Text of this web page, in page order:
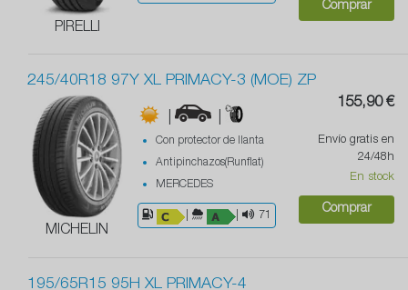
PIRELLI
Comprar
245/40R18 97Y XL PRIMACY-3 (MOE) ZP
MICHELIN
|
Con protector de llanta
Antipinchazos(Runflat)
MERCEDES
71
155,90 €
Envío gratis en
24/48h
En stock
Comprar
195/65R15 95H XL PRIMACY-4